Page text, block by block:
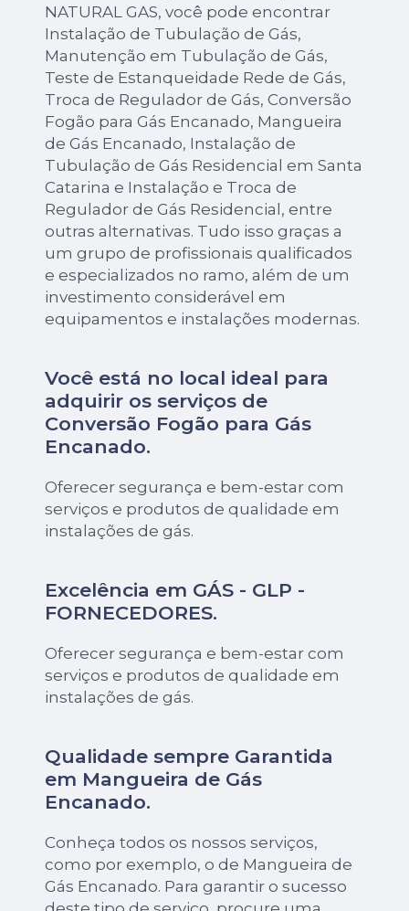
NATURAL GAS, você pode encontrar
Instalação de Tubulação de Gás,
Manutenção em Tubulação de Gás,
Teste de Estanqueidade Rede de Gás,
Troca de Regulador de Gás, Conversão
Fogão para Gás Encanado, Mangueira
de Gás Encanado, Instalação de
Tubulação de Gás Residencial em Santa
Catarina e Instalação e Troca de
Regulador de Gás Residencial, entre
outras alternativas. Tudo isso graças a
um grupo de profissionais qualificados
e especializados no ramo, além de um
investimento considerável em
equipamentos e instalações modernas.
Você está no local ideal para
adquirir os serviços de
Conversão Fogão para Gás
Encanado.
Oferecer segurança e bem-estar com
serviços e produtos de qualidade em
instalações de gás.
Excelência em GÁS - GLP -
FORNECEDORES.
Oferecer segurança e bem-estar com
serviços e produtos de qualidade em
instalações de gás.
Qualidade sempre Garantida
em Mangueira de Gás
Encanado.
Conheça todos os nossos serviços,
como por exemplo, o de Mangueira de
Gás Encanado. Para garantir o sucesso